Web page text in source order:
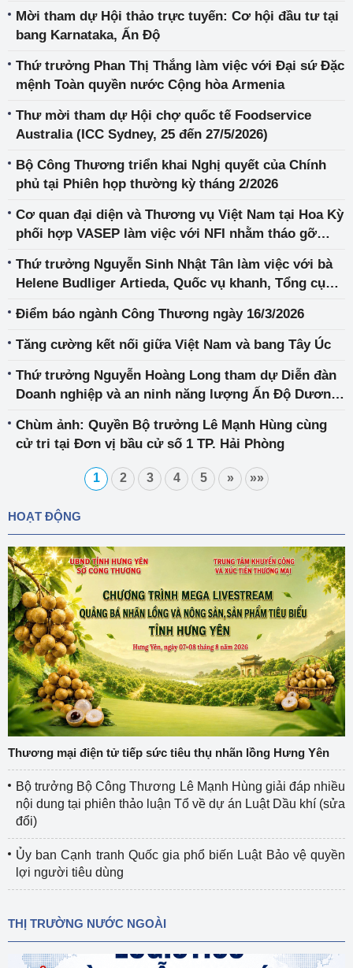
Mời tham dự Hội thảo trực tuyến: Cơ hội đầu tư tại
bang Karnataka, Ấn Độ
Thứ trưởng Phan Thị Thắng làm việc với Đại sứ Đặc
mệnh Toàn quyền nước Cộng hòa Armenia
Thư mời tham dự Hội chợ quốc tế Foodservice
Australia (ICC Sydney, 25 đến 27/5/2026)
Bộ Công Thương triển khai Nghị quyết của Chính
phủ tại Phiên họp thường kỳ tháng 2/2026
Cơ quan đại diện và Thương vụ Việt Nam tại Hoa Kỳ
phối hợp VASEP làm việc với NFI nhằm tháo gỡ
Thứ trưởng Nguyễn Sinh Nhật Tân làm việc với bà
Helene Budliger Artieda, Quốc vụ khanh, Tổng cục
Điểm báo ngành Công Thương ngày 16/3/2026
Tăng cường kết nối giữa Việt Nam và bang Tây Úc
Thứ trưởng Nguyễn Hoàng Long tham dự Diễn đàn
Doanh nghiệp và an ninh năng lượng Ấn Độ Dương
Chùm ảnh: Quyền Bộ trưởng Lê Mạnh Hùng cùng
cử tri tại Đơn vị bầu cử số 1 TP. Hải Phòng
1 2 3 4 5 » »»
HOẠT ĐỘNG
Thương mại điện tử tiếp sức tiêu thụ nhãn lồng Hưng Yên
Bộ trưởng Bộ Công Thương Lê Mạnh Hùng giải đáp nhiều
nội dung tại phiên thảo luận Tổ về dự án Luật Dầu khí (sửa
đổi)
Ủy ban Cạnh tranh Quốc gia phổ biến Luật Bảo vệ quyền
lợi người tiêu dùng
THỊ TRƯỜNG NƯỚC NGOÀI